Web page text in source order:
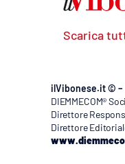
Scarica
ilVibonese.it © –
DIEMMECOM®
Direttore
Direttore